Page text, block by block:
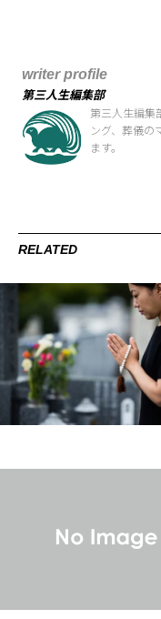
writer profile
第三人生編集部
第三人生編集
ング、葬儀の
ます。
RELATED